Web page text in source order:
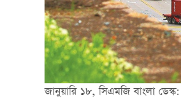
জানুয়ারি ১৮, সিএমজি বাংলা